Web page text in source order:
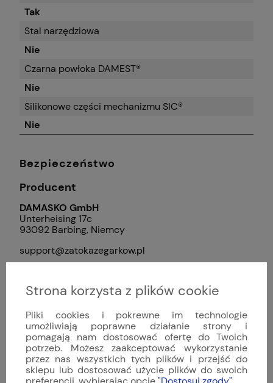
Tak
Stal narzędziowa
Nie
Czarna powłoka DAMEST®
Nie
Silikonowe części mechanizmu SIC®
Nie
Bezpieczeństwo
Producent
DAMASKO GmbH
Unterheising 17c
93092 Barbing, Niemcy
support@zatokazegarkow.pl
Zatoka zegarków
Związku Walki Młodych 1/87
02-786 Warszawa, Polska
support@zatokazegarkow.pl
+48 799 270 017
Strona korzysta z plików cookie
Pliki cookies i pokrewne im technologie
umożliwiają poprawne działanie strony i
pomagają nam dostosować ofertę do Twoich
potrzeb. Możesz zaakceptować wykorzystanie
przez nas wszystkich tych plików i przejść do
sklepu lub dostosować użycie plików do swoich